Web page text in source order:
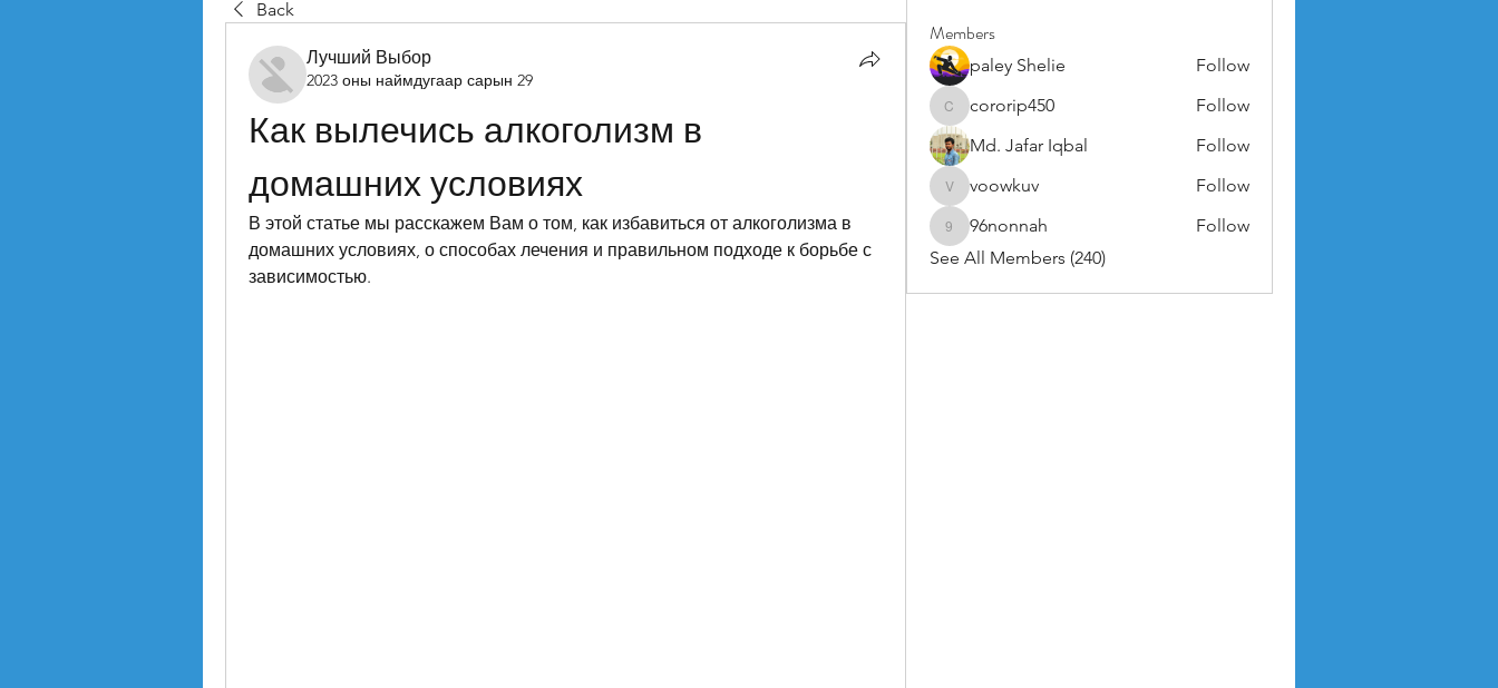
Back
Лучший Выбор
2023 оны наймдугаар сарын 29
Как вылечись алкоголизм в
домашних условиях
В этой статье мы расскажем Вам о том, как избавиться от алкоголизма в
домашних условиях, о способах лечения и правильном подходе к борьбе с
зависимостью.
Members
paley Shelie Follow
cororip450
cororip450
Follow
Md. Jafar Iqbal
Follow
voowkuv
voowkuv Follow
96nonnah
96nonnah
Follow
See All Members (240)